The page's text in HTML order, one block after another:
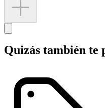
Quizás también te